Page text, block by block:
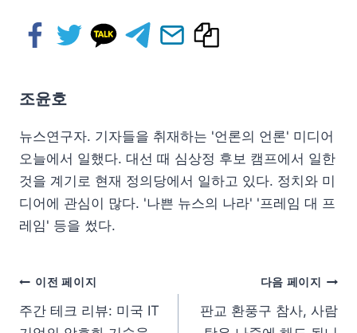
조윤호
뉴스연구자. 기자들을 취재하는 '언론의 언론' 미디어
오늘에서 일했다. 대선 때 심상정 후보 캠프에서 일한
것을 계기로 현재 정의당에서 일하고 있다. 정치와 미
디어에 관심이 많다. '나쁜 뉴스의 나라' '프레임 대 프
레임' 등을 썼다.
이전 페이지
주간 테크 리뷰: 미국 IT
다음 페이지
판교 환풍구 참사, 사람